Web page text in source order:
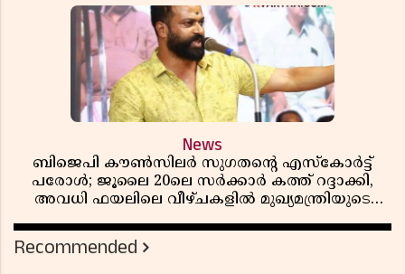
News
ബിജെപി കൗൺസിലർ സുഗതന്റെ എസ്‌കോർട്ട്
പരോൾ; ജൂലൈ 20ലെ സർക്കാർ കത്ത് റദ്ദാക്കി,
അവധി ഫയലിലെ വീഴ്ചകളിൽ മുഖ്യമന്ത്രിയുടെ
Recommended